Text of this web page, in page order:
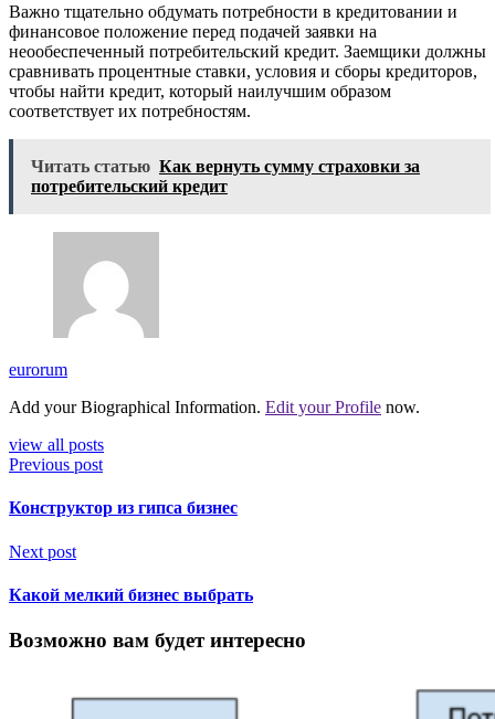
Важно тщательно обдумать потребности в кредитовании и
финансовое положение перед подачей заявки на
неообеспеченный потребительский кредит. Заемщики должны
сравнивать процентные ставки, условия и сборы кредиторов,
чтобы найти кредит, который наилучшим образом
соответствует их потребностям.
Читать статью Как вернуть сумму страховки за
потребительский кредит
eurorum
Add your Biographical Information. Edit your Profile now.
view all posts
Previous post
Конструктор из гипса бизнес
Next post
Какой мелкий бизнес выбрать
Возможно вам будет интересно